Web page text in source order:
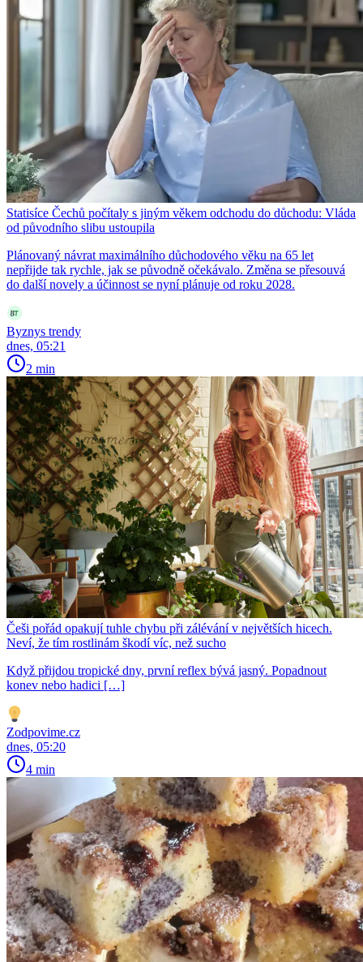
Statisíce Čechů počítaly s jiným věkem odchodu do důchodu: Vláda
od původního slibu ustoupila
Plánovaný návrat maximálního důchodového věku na 65 let
nepřijde tak rychle, jak se původně očekávalo. Změna se přesouvá
do další novely a účinnost se nyní plánuje od roku 2028.
Byznys trendy
dnes, 05:21
2 min
Češi pořád opakují tuhle chybu při zálévání v největších hicech.
Neví, že tím rostlinám škodí víc, než sucho
Když přijdou tropické dny, první reflex bývá jasný. Popadnout
konev nebo hadici […]
Zodpovime.cz
dnes, 05:20
4 min